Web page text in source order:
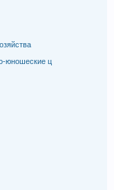
юношеские ц